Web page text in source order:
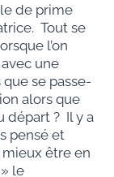
de prime
Tout se
l’on
une
se passe-
alors que
départ ? Il y a
pensé et
être en
le